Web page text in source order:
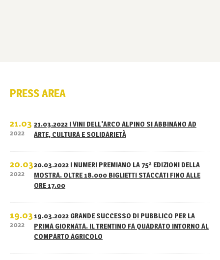
PRESS AREA
21.03
2022
21.03.2022 I VINI DELL'ARCO ALPINO SI ABBINANO AD
ARTE, CULTURA E SOLIDARIETÀ
20.03
2022
20.03.2022 I NUMERI PREMIANO LA 75ª EDIZIONI DELLA
MOSTRA. OLTRE 18.000 BIGLIETTI STACCATI FINO ALLE
ORE 17.00
19.03
2022
19.03.2022 GRANDE SUCCESSO DI PUBBLICO PER LA
PRIMA GIORNATA. IL TRENTINO FA QUADRATO INTORNO AL
COMPARTO AGRICOLO